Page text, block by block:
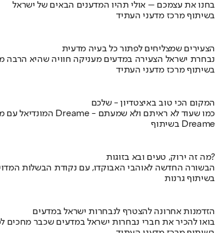
בחנו את עצמכם – אולי תהיו המדענים הבאים של ישראל
בשיתוף מרכז מדעני העתיד
הצעירים שמצליחים לפתור כל בעיה מדעית
נבחרת ישראל הצעירה במדעים מעניקה חוויה שהיא הרבה
בשיתוף מרכז מדעני העתיד
המקום הכי טוב באיצטדיון - שלכם
המונדיאל עם מסכי Dreame - כמו שעוד לא ראיתם ולא שמעתם
בשיתוף Dreame
מה זה ירוק, טעים ובא בזוגות?
הבשורה החדשה לאוהבי האבוקדו, עם נקודת הבשלות
בשיתוף גרנות
הזדמנות אחרונה להצטרף לנבחרות ישראל במדעים
בואו להכיר את חברי נבחרות ישראל במדעים שכבר מחכים